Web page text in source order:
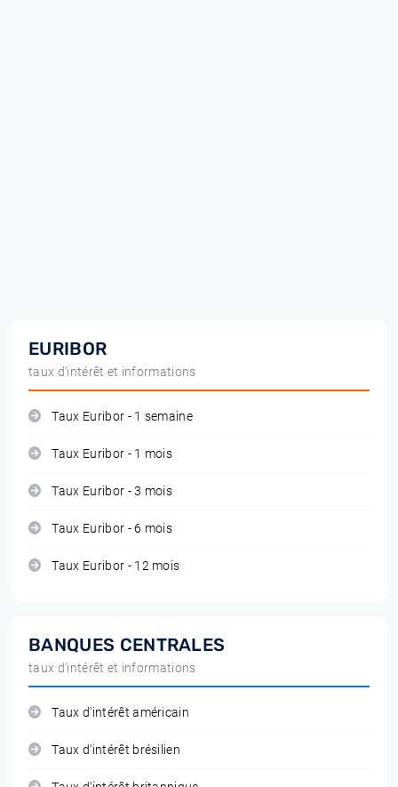
EURIBOR
taux d'intérêt et informations
Taux Euribor - 1 semaine
Taux Euribor - 1 mois
Taux Euribor - 3 mois
Taux Euribor - 6 mois
Taux Euribor - 12 mois
BANQUES CENTRALES
taux d'intérêt et informations
Taux d'intérêt américain
Taux d'intérêt brésilien